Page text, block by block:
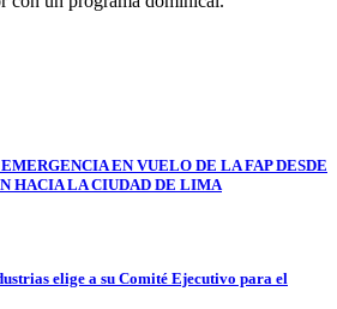
EN VUELO DE LA FAP DESDE
HACIA LA CIUDAD DE LIMA
elige a su Comité Ejecutivo para el